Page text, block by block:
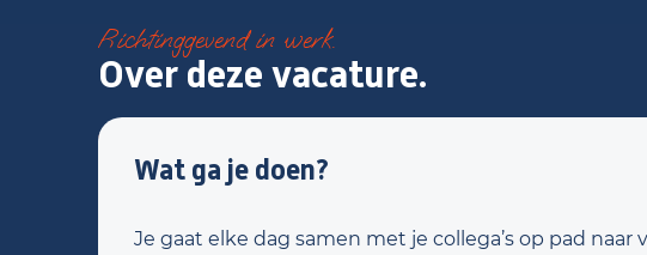
Richtinggevend in werk.
Over deze vacature.
Wat ga je doen?
Je gaat elke dag samen met je collega’s op pad naar